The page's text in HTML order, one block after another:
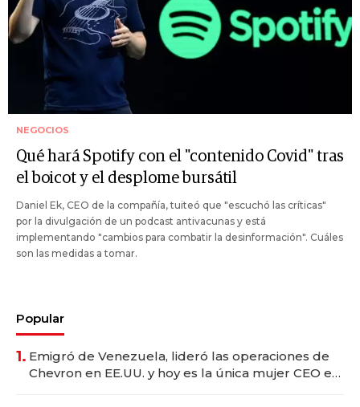
NEGOCIOS
Qué hará Spotify con el "contenido Covid" tras
el boicot y el desplome bursátil
Daniel Ek, CEO de la compañía, tuiteó que "escuchó las críticas"
por la divulgación de un podcast antivacunas y está
implementando "cambios para combatir la desinformación". Cuáles
son las medidas a tomar.
Popular
1. Emigró de Venezuela, lideró las operaciones de
Chevron en EE.UU. y hoy es la única mujer CEO en